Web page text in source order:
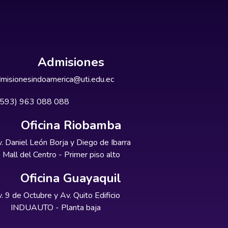
Admisiones
963 088 088
Oficina Riobamba
Daniel León Borja y Diego de Ibarra
Mall del Centro - Primer piso alto
Oficina Guayaquil
9 de Octubre y Av. Quito Edificio
INDUAUTO - Planta baja